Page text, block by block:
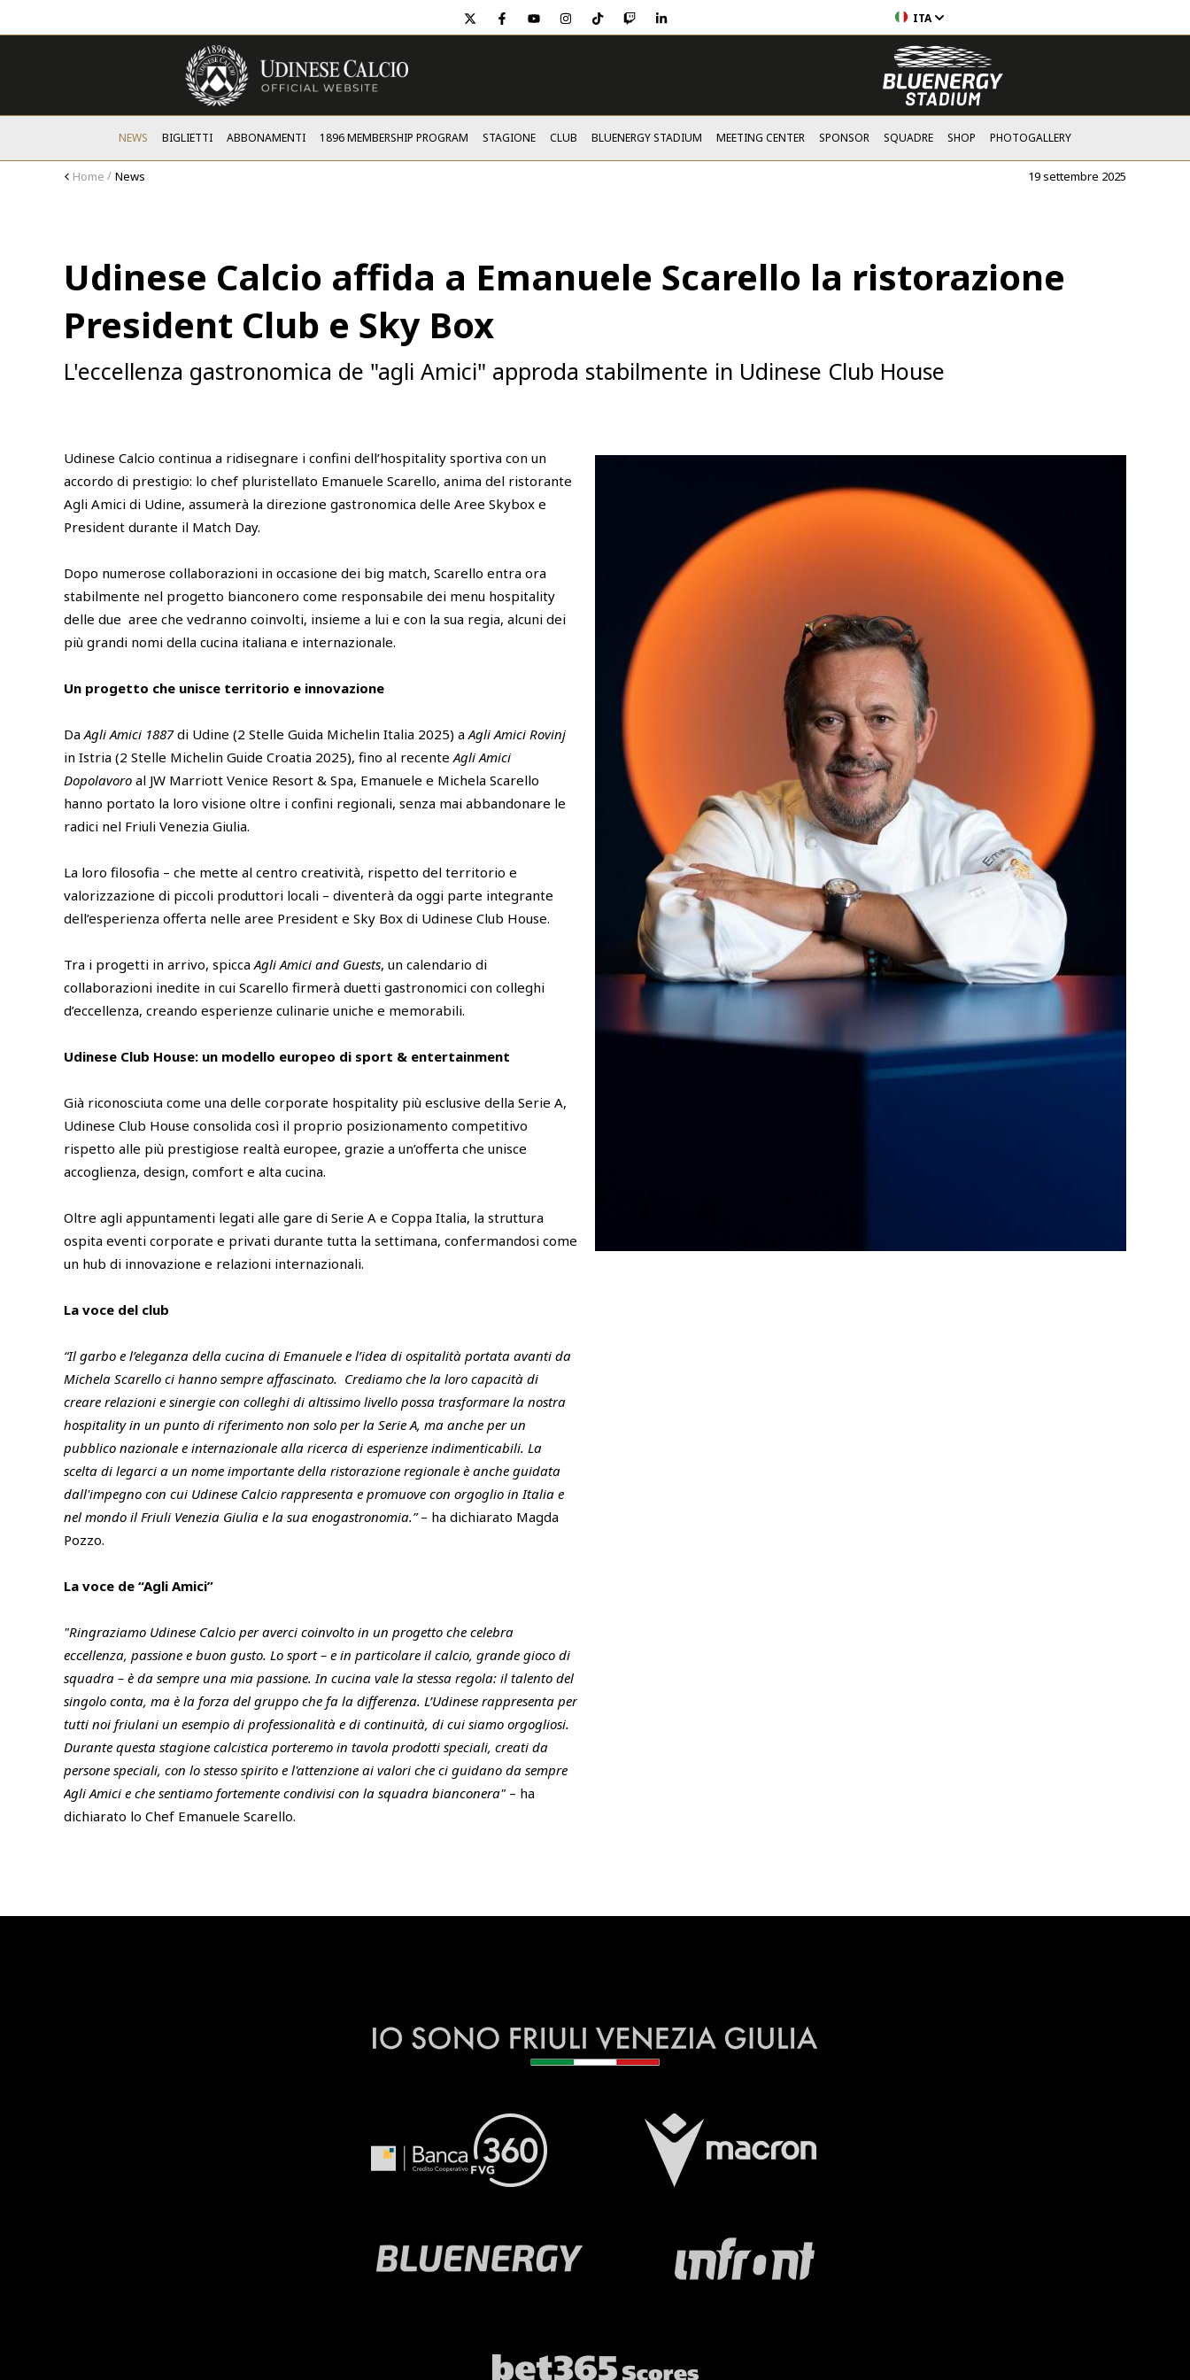
twitter facebook
youtubeinstagram
tiktoktwitchlinkedin ITA
NEWS BIGLIETTI ABBONAMENTI 1896 MEMBERSHIP PROGRAM STAGIONE CLUB BLUENERGY STADIUM MEETING CENTER SPONSOR SQUADRE SHOP PHOTOGALLERY
Home News 19 settembre 2025
Udinese Calcio affida a Emanuele Scarello la ristorazione
President Club e Sky Box
L'eccellenza gastronomica de "agli Amici" approda stabilmente in Udinese Club House
Udinese Calcio continua a ridisegnare i confini dell’hospitality sportiva con un
accordo di prestigio: lo chef pluristellato Emanuele Scarello, anima del ristorante
Agli Amici di Udine, assumerà la direzione gastronomica delle Aree Skybox e
President durante il Match Day.
Dopo numerose collaborazioni in occasione dei big match, Scarello entra ora
stabilmente nel progetto bianconero come responsabile dei menu hospitality
delle due aree che vedranno coinvolti, insieme a lui e con la sua regia, alcuni dei
più grandi nomi della cucina italiana e internazionale.
Un progetto che unisce territorio e innovazione
DaAgli Amici 1887di Udine (2 Stelle Guida Michelin Italia 2025) aAgli Amici Rovinj
in Istria (2 Stelle Michelin Guide Croatia 2025), fino al recenteAgli Amici
Dopolavoro al JW Marriott Venice Resort & Spa, Emanuele e Michela Scarello
hanno portato la loro visione oltre i confini regionali, senza mai abbandonare le
radici nel Friuli Venezia Giulia.
La loro filosofia – che mette al centro creatività, rispetto del territorio e
valorizzazione di piccoli produttori locali – diventerà da oggi parte integrante
dell’esperienza offerta nelle aree President e Sky Box di Udinese Club House.
Tra i progetti in arrivo, spiccaAgli Amici and Guests, un calendario di
collaborazioni inedite in cui Scarello firmerà duetti gastronomici con colleghi
d’eccellenza, creando esperienze culinarie uniche e memorabili.
Udinese Club House: un modello europeo di sport & entertainment
Già riconosciuta come una delle corporate hospitality più esclusive della Serie A,
Udinese Club House consolida così il proprio posizionamento competitivo
rispetto alle più prestigiose realtà europee, grazie a un’offerta che unisce
accoglienza, design, comfort e alta cucina.
Oltre agli appuntamenti legati alle gare di Serie A e Coppa Italia, la struttura
ospita eventi corporate e privati durante tutta la settimana, confermandosi come
un hub di innovazione e relazioni internazionali.
La voce del club
“Il garbo e l’eleganza della cucina di Emanuele e l’idea di ospitalità portata avanti da
Michela Scarello ci hanno sempre affascinato. Crediamo che la loro capacità di
creare relazioni e sinergie con colleghi di altissimo livello possa trasformare la nostra
hospitality in un punto di riferimento non solo per la Serie A, ma anche per un
pubblico nazionale e internazionale alla ricerca di esperienze indimenticabili. La
scelta di legarci a un nome importante della ristorazione regionale è anche guidata
dall'impegno con cui Udinese Calcio rappresenta e promuove con orgoglio in Italia e
nel mondo il Friuli Venezia Giulia e la sua enogastronomia.”– ha dichiarato Magda
Pozzo.
La voce de “Agli Amici”
"Ringraziamo Udinese Calcio per averci coinvolto in un progetto che celebra
eccellenza, passione e buon gusto. Lo sport – e in particolare il calcio, grande gioco di
squadra – è da sempre una mia passione. In cucina vale la stessa regola: il talento del
singolo conta, ma è la forza del gruppo che fa la differenza. L’Udinese rappresenta per
tutti noi friulani un esempio di professionalità e di continuità, di cui siamo orgogliosi.
Durante questa stagione calcistica porteremo in tavola prodotti speciali, creati da
persone speciali, con lo stesso spirito e l'attenzione ai valori che ci guidano da sempre
Agli Amici e che sentiamo fortemente condivisi con la squadra bianconera" – ha
dichiarato lo Chef Emanuele Scarello.